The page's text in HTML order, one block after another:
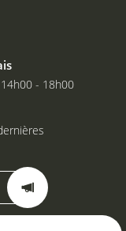
- 18h00